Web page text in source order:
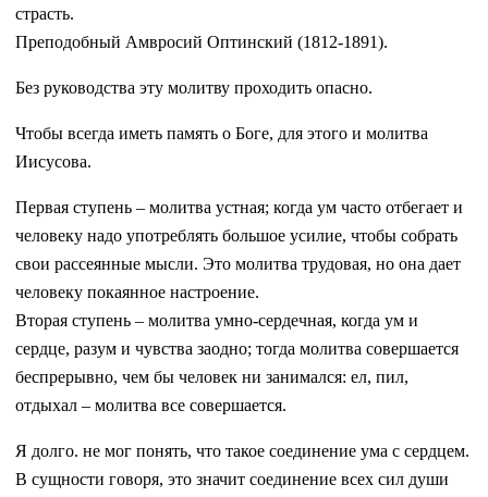
страсть.
Преподобный Амвросий Оптинский (1812-1891).
Без руководства эту молитву проходить опасно.
Чтобы всегда иметь память о Боге, для этого и молитва
Иисусова.
Первая ступень – молитва устная; когда ум часто отбегает и
человеку надо употреблять большое усилие, чтобы собрать
свои рассеянные мысли. Это молитва трудовая, но она дает
человеку покаянное настроение.
Вторая ступень – молитва умно-сердечная, когда ум и
сердце, разум и чувства заодно; тогда молитва совершается
беспрерывно, чем бы человек ни занимался: ел, пил,
отдыхал – молитва все совершается.
Я долго. не мог понять, что такое соединение ума с сердцем.
В сущности говоря, это значит соединение всех сил души